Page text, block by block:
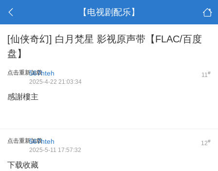
【电视剧配乐】
[仙侠奇幻] 白月梵星 影视原声带【FLAC/百度
盘】
点击重新加载 11#
567hteh
2025-4-22 21:03:34
感謝樓主
点击重新加载 12#
567hteh
2025-5-11 17:57:32
下载收藏